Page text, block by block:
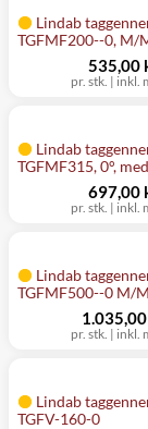
Lindab
TGFMF200--0, M/
pr. stk. | inkl.
535,00
Lindab
TGFMF315, 0°,
pr. stk. | inkl.
697,00
Lindab
TGFMF500--0 M/
pr. stk. | inkl.
Lindab
TGFV-160-0